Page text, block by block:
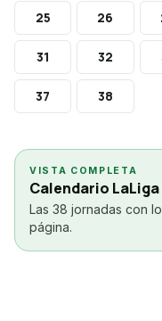
25 26
31 32
37 38
VISTA COMPLETA
Calendario
Las 38 jornadas con
página.